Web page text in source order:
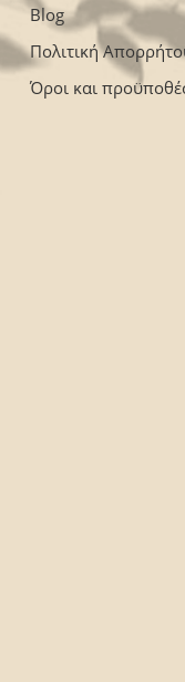
Blog
Πολιτική
Όροι και